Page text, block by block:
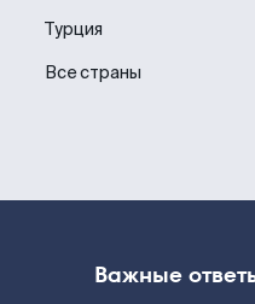
Турция
Все страны
Важные